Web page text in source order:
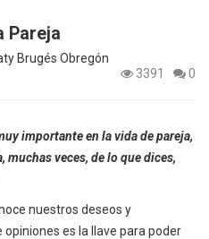
Pareja
Brugés Obregón
3391
0
importante en la vida de pareja,
muchas veces, de lo que dices,
nuestros deseos y
es la llave para poder